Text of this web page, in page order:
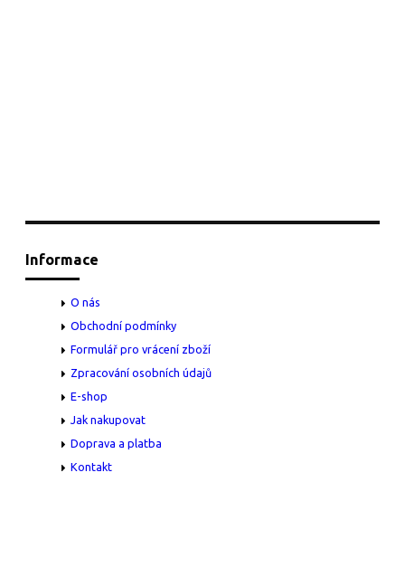
Informace
O nás
Obchodní podmínky
Formulář pro vrácení zboží
Zpracování osobních údajů
E-shop
Jak nakupovat
Doprava a platba
Kontakt